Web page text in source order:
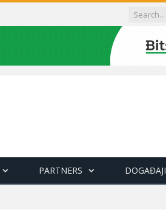
PARTNERS DOGAĐAJI